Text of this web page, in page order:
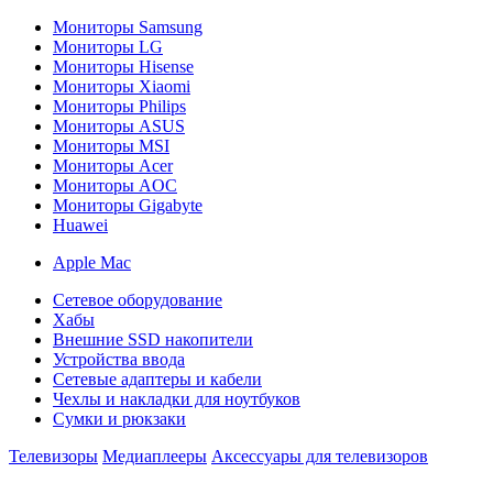
Мониторы Samsung
Мониторы LG
Мониторы Hisense
Мониторы Xiaomi
Мониторы Philips
Мониторы ASUS
Мониторы MSI
Мониторы Acer
Мониторы AOC
Мониторы Gigabyte
Huawei
Apple Mac
Сетевое оборудование
Хабы
Внешние SSD накопители
Устройства ввода
Сетевые адаптеры и кабели
Чехлы и накладки для ноутбуков
Сумки и рюкзаки
Телевизоры Медиаплееры Аксессуары для телевизоров